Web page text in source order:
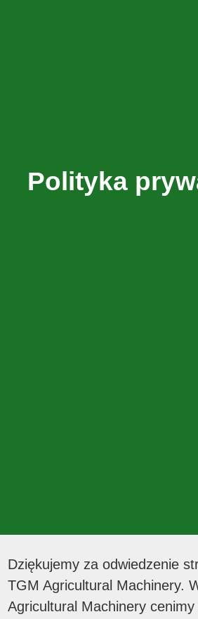
Polityka
Dziękujemy za odwiedzenie
TGM Agricultural Machinery.
Agricultural Machinery